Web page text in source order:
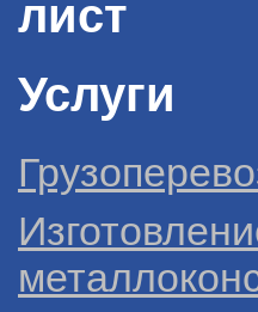
лист
Услуги